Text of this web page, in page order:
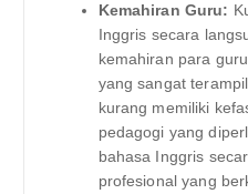
Kemahiran Guru:
Inggris secara
kemahiran para
yang sangat
kurang memiliki
pedagogi yang
bahasa Inggris
profesional yang